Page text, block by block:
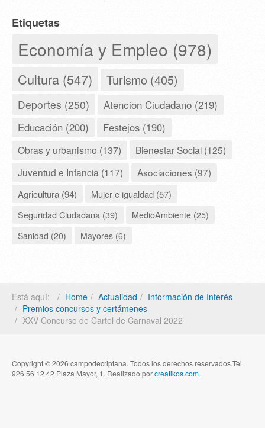
Etiquetas
Economía y Empleo (978)
Cultura (547) Turismo (405)
Deportes (250) Atencion Ciudadano (219)
Educación (200) Festejos (190)
Obras y urbanismo (137)
Bienestar Social (125)
Juventud e Infancia (117)
Asociaciones (97)
Agricultura (94)
Mujer e igualdad (57)
Seguridad Ciudadana (39)
MedioAmbiente (25)
Sanidad (20)
Mayores (6)
Está aquí: Home Actualidad
Información de Interés
Premios concursos y certámenes
XXV Concurso de Cartel de Carnaval 2022
Copyright © 2026 campodecriptana. Todos los derechos reservados.Tel.
926 56 12 42 Plaza Mayor, 1. Realizado porcreatikos.com.